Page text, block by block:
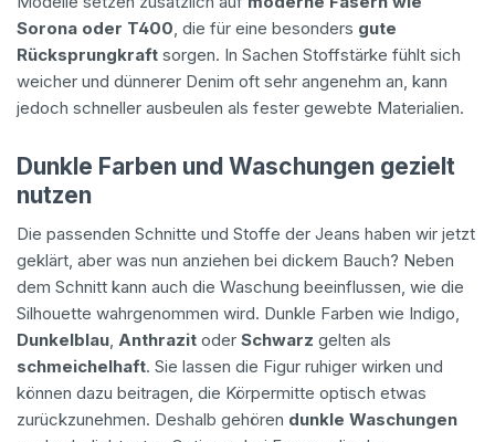
Sorona oder T400, die für eine besonders gute
Rücksprungkraft sorgen. In Sachen Stoffstärke fühlt sich
weicher und dünnerer Denim oft sehr angenehm an, kann
jedoch schneller ausbeulen als fester gewebte Materialien.
Dunkle Farben und Waschungen gezielt
nutzen
Die passenden Schnitte und Stoffe der Jeans haben wir jetzt
geklärt, aber was nun anziehen bei dickem Bauch? Neben
dem Schnitt kann auch die Waschung beeinflussen, wie die
Silhouette wahrgenommen wird. Dunkle Farben wie Indigo,
Dunkelblau, Anthrazit oder Schwarz gelten als
schmeichelhaft. Sie lassen die Figur ruhiger wirken und
können dazu beitragen, die Körpermitte optisch etwas
zurückzunehmen. Deshalb gehören dunkle Waschungen